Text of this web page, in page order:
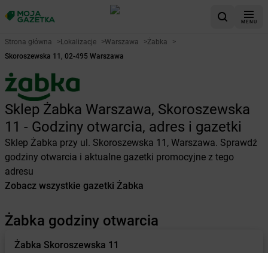
MENU
Strona główna >Lokalizacje >Warszawa >Żabka
>
Skoroszewska 11, 02-495 Warszawa
Sklep Żabka Warszawa, Skoroszewska
11 - Godziny otwarcia, adres i gazetki
Sklep Żabka przy ul. Skoroszewska 11, Warszawa. Sprawdź
godziny otwarcia i aktualne gazetki promocyjne z tego
adresu
Zobacz wszystkie gazetki Żabka
Żabka godziny otwarcia
Żabka Skoroszewska 11